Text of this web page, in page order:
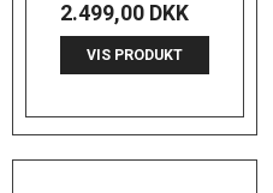
2.499,00 DKK
VIS PRODUKT